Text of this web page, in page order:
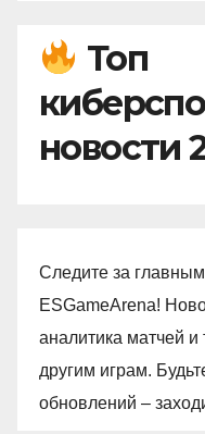
Топ
новости
Следите за
ESGameArena!
аналитика матчей
другим играм.
обновлений –